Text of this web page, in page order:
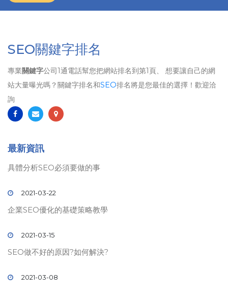
SEO關鍵字排名
專業關鍵字公司1通電話幫您把網站排名到第1頁、 想要讓自己的網
站大量曝光嗎？關鍵字排名和SEO排名將是您最佳的選擇！歡迎洽
詢
最新資訊
具體分析SEO必須要做的事
2021-03-22
企業SEO優化的基礎策略教學
2021-03-15
SEO做不好的原因?如何解決?
2021-03-08